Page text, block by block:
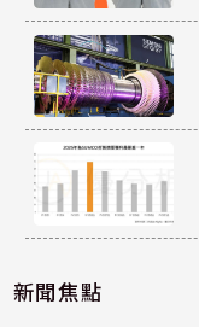
新聞焦點